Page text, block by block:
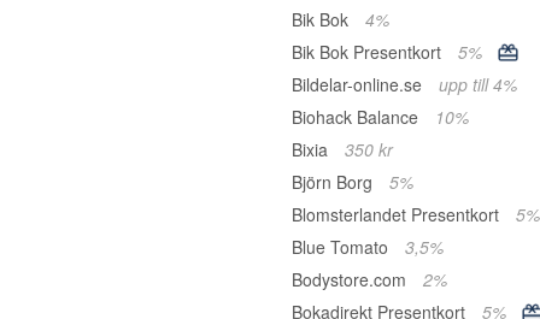
Bik Bok
4%
Bik Bok Presentkort
5%
Bildelar-online.se
upp till 4%
Biohack Balance
10%
Bixia
350 kr
Björn Borg
5%
Blomsterlandet Presentkort
5%
Blue Tomato
3,5%
Bodystore.com
2%
Bokadirekt Presentkort
5%